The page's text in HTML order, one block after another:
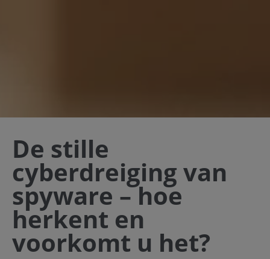
De stille
cyberdreiging van
spyware – hoe
herkent en
voorkomt u het?